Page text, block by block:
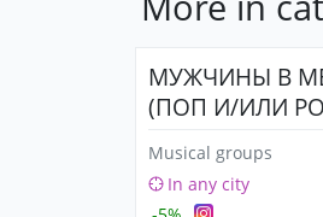
МУЖЧИНЫ В
(ПОП И/ИЛИ
Musical groups
In any city